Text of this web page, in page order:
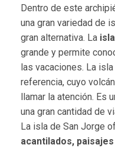
Dentro de este
una gran variedad de
gran alternativa. La
grande y permite
las vacaciones. La
referencia, cuyo
llamar la atención. Es
una gran cantidad de
La isla de San Jorge
acantilados,